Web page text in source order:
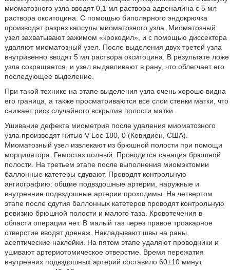
миоматозного узла вводят 0,1 мл раствора адреналина с 5 мл
раствора окситоцина. С помощью биполярного эндокрючка
производят разрез капсулы миоматозного узла. Миоматозный
узел захватывают зажимом «крокодил», и с помощью диссектора
удаляют миоматозный узел. После выделения двух третей узла
внутривенно вводят 5 мл раствора окситоцина. В результате ложе
узла сокращается, и узел выдавливают в рану, что облегчает его
последующее выделение.
При такой технике на этапе выделения узла очень хорошо видна
его граница, а также просматриваются все слои стенки матки, что
снижает риск случайного вскрытия полости матки.
Ушивание дефекта миометрия после удаления миоматозного
узла произведят нитью V-Loc 180, 0 (Ковидиен, США).
Миоматозный узел извлекают из брюшной полости при помощи
морцилятора. Гемостаз полный. Проводится санация брюшной
полости. На третьем этапе после выполнения миомэктомии
баллонные катетеры сдувают. Проводят контрольную
ангиографию: общие подвздошные артерии, наружные и
внутренние подвздошные артерии проходимы. На четвертом
этапе после сдутия баллонных катетеров проводят контрольную
ревизию брюшной полости и малого таза. Кровотечения в
области операции нет. В малый таз через правое троакарное
отверстие вводят дренаж. Накладывают швы на раны,
асептические наклейки. На пятом этапе удаляют проводники и
ушивают артериотомическое отверстие. Время пережатия
внутренних подвздошных артерий составило 60±10 минут,